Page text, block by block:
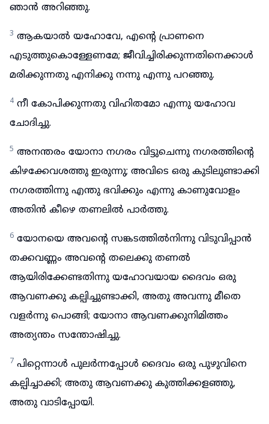
ഞാൻ അറിഞ്ഞു.
3 ആകയാൽ യഹോവേ, എന്റെ പ്രാണനെ
എടുത്തുകൊള്ളേണമേ; ജീവിച്ചിരിക്കുന്നതിനെക്കാൾ
മരിക്കുന്നതു എനിക്കു നന്നു എന്നു പറഞ്ഞു.
4 നീ കോപിക്കുന്നതു വിഹിതമോ എന്നു യഹോവ
ചോദിച്ചു.
5 അനന്തരം യോനാ നഗരം വിട്ടുചെന്നു നഗരത്തിന്റെ
കിഴക്കേവശത്തു ഇരുന്നു; അവിടെ ഒരു കുടിലുണ്ടാക്കി
നഗരത്തിന്നു എന്തു ഭവിക്കും എന്നു കാണുവോളം
അതിൻ കീഴെ തണലിൽ പാർത്തു.
6 യോനയെ അവന്റെ സങ്കടത്തിൽനിന്നു വിടുവിപ്പാൻ
തക്കവണ്ണം അവന്റെ തലെക്കു തണൽ
ആയിരിക്കേണ്ടതിന്നു യഹോവയായ ദൈവം ഒരു
ആവണക്കു കല്പിച്ചുണ്ടാക്കി, അതു അവന്നു മീതെ
വളർന്നു പൊങ്ങി; യോനാ ആവണക്കുനിമിത്തം
അത്യന്തം സന്തോഷിച്ചു.
7 പിറ്റെന്നാൾ പുലർന്നപ്പോൾ ദൈവം ഒരു പുഴുവിനെ
കല്പിച്ചാക്കി; അതു ആവണക്കു കുത്തിക്കളഞ്ഞു,
അതു വാടിപ്പോയി.